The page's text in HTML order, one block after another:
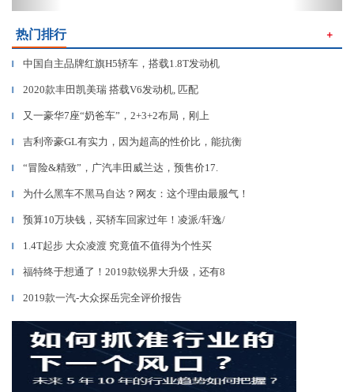
热门排行 ＋
▎ 中国自主品牌红旗H5轿车，搭载1.8T发动机
▎ 2020款丰田凯美瑞 搭载V6发动机, 匹配
▎ 又一豪华7座“奶爸车”，2+3+2布局，刚上
▎ 吉利帝豪GL有实力，因为超高的性价比，能抗衡
▎ “冒险&精致”，广汽丰田威兰达，预售价17.
▎ 为什么黑车不黑马自达？网友：这个理由最服气！
▎ 预算10万块钱，买轿车回家过年！凌派/轩逸/
▎ 1.4T起步 大众凌渡 究竟值不值得为个性买
▎ 福特终于想通了！2019款锐界大升级，还有8
▎ 2019款一汽-大众探岳完全评价报告